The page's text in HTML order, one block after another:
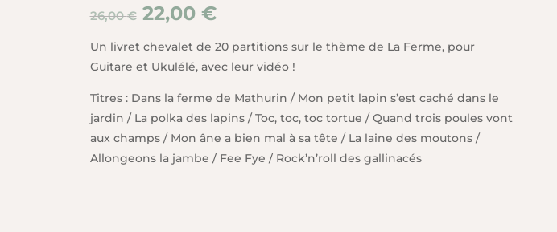
26,00€ Le
prix
initial
était :
22,00 €Le
actuel
est :
22,00 €.
Un livret chevalet de 20 partitions sur le thème de La Ferme, pour
Guitare et Ukulélé, avec leur vidéo !
Titres : Dans la ferme de Mathurin / Mon petit lapin s’est caché dans le
jardin / La polka des lapins / Toc, toc, toc tortue / Quand trois poules vont
aux champs / Mon âne a bien mal à sa tête / La laine des moutons /
Allongeons la jambe / Fee Fye / Rock’n’roll des gallinacés